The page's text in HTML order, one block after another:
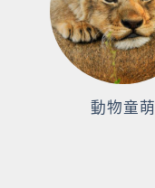
動物童萌